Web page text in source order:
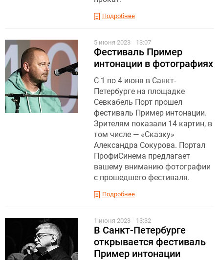
Подробнее
5 июня 2023 13:07
Фестиваль Пример
интонации в фотографиях
С 1 по 4 июня в Санкт-
Петербурге на площадке
Севкабель Порт прошел
фестиваль Пример интонации.
Зрителям показали 14 картин, в
том числе — «Сказку»
Александра Сокурова. Портал
ПрофиСинема предлагает
вашему вниманию фотографии
с прошедшего фестиваля.
Подробнее
1 июня 2023 13:32
В Санкт-Петербурге
открывается фестиваль
Пример интонации